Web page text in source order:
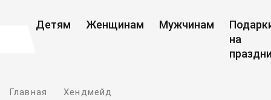
Детям Женщинам Мужчинам
на
Главная Хендмейд